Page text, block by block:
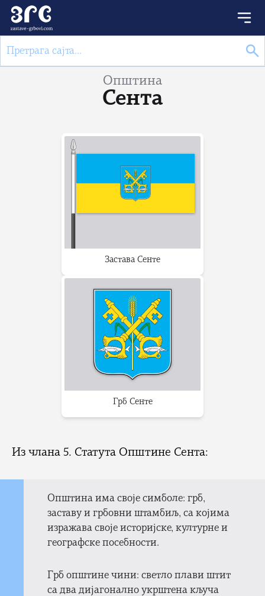
Општина
Сента
Застава Сенте
Грб Сенте
Из члана 5. Статута Општине Сента:
Општина има своје симболе: грб,
заставу и грбовни штамбиљ, са којима
изражава своје историјске, културне и
географске посебности.
Грб општине чини: светло плави штит
са два дијагонално укрштена кључа